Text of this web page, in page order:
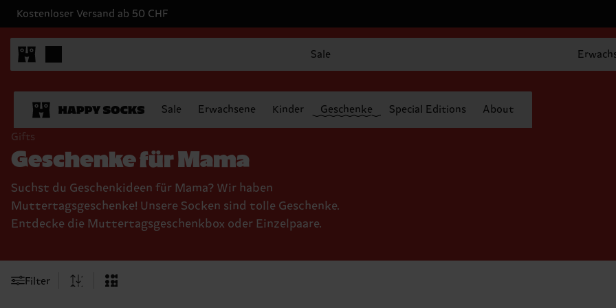
Kostenloser Versand ab 50 CHF
Sale
Sale Erwachsene Kinder Geschenke Special Editions About
Gifts
Geschenke für Mama
Suchst du Geschenkideen für Mama? Wir haben
Muttertagsgeschenke! Unsere Socken sind tolle Geschenke.
Entdecke die Muttertagsgeschenkbox oder Einzelpaare.
Filter